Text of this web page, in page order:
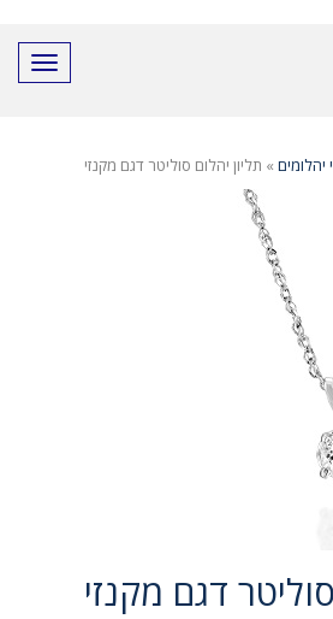
תפריט
יהלומים » תליון יהלום סוליטר דגם מקנזי
דגם מקנזי